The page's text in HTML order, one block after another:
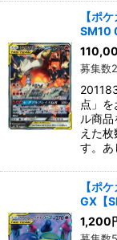
【ポ
SM10
募集数
点」
ル商
えた
す。
【ポ
GX【
1,200